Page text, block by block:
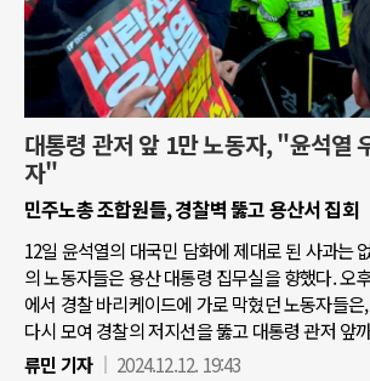
대통령 관저 앞 1만 노동자, "윤석열
자"
민주노총 조합원들, 경찰벽 뚫고 용산서 집회
12일 윤석열의 대국민 담화에 제대로 된 사과는
의 노동자들은 용산 대통령 집무실을 향했다. 오
에서 경찰 바리케이드에 가로 막혔던 노동자들
다시 모여 경찰의 저지선을 뚫고 대통령 관저 앞
류민 기자
2024.12.12. 19:43